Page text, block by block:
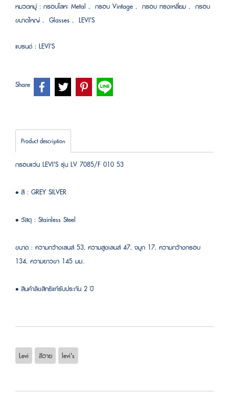
หมวดหมู่ : กรอบโลหะ Metal , กรอบ Vintage , กรอบ ทรงเหลี่ยม , กรอบ
ขนาดใหญ่ , Glasses , LEVI'S
แบรนด์ : LEVI'S
Share
Product description
กรอบแว่น LEVI'S รุ่น LV 7085/F 010 53
• สี : GREY SILVER
• วัสดุ : Stainless Steel
ขนาด : ความกว้างเลนส์ 53, ความสูงเลนส์ 47, จมูก 17, ความกว้างกรอบ
134, ความยาวขา 145 มม.
• สินค้าลิขสิทธิแท้รับประกัน 2 ปี
Levi ลีวาย levi's